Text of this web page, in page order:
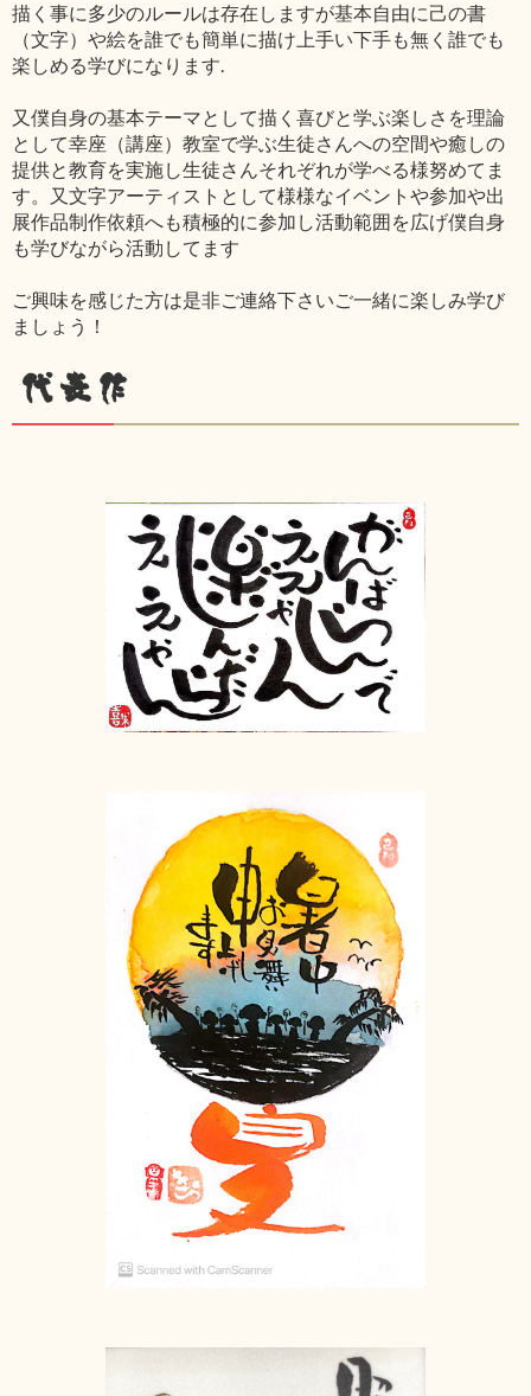
描く事に多少のルールは存在しますが基本自由に己の書
（文字）や絵を誰でも簡単に描け上手い下手も無く誰でも
楽しめる学びになります.
又僕自身の基本テーマとして描く喜びと学ぶ楽しさを理論
として幸座（講座）教室で学ぶ生徒さんへの空間や癒しの
提供と教育を実施し生徒さんそれぞれが学べる様努めてま
す。又文字アーティストとして様様なイベントや参加や出
展作品制作依頼へも積極的に参加し活動範囲を広げ僕自身
も学びながら活動してます
ご興味を感じた方は是非ご連絡下さいご一緒に楽しみ学び
ましょう！
代表作